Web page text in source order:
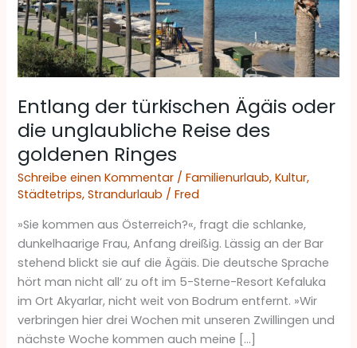
Entlang der türkischen Ägäis oder
die unglaubliche Reise des
goldenen Ringes
Schreibe einen Kommentar /Familienurlaub,Kultur,
Städtetrips,Strandurlaub /Fred
»Sie kommen aus Österreich?«, fragt die schlanke,
dunkelhaarige Frau, Anfang dreißig. Lässig an der Bar
stehend blickt sie auf die Ägäis. Die deutsche Sprache
hört man nicht all‘ zu oft im 5-Sterne-Resort Kefaluka
im Ort Akyarlar, nicht weit von Bodrum entfernt. »Wir
verbringen hier drei Wochen mit unseren Zwillingen und
nächste Woche kommen auch meine […]
Reise
des
goldenen
Ringes